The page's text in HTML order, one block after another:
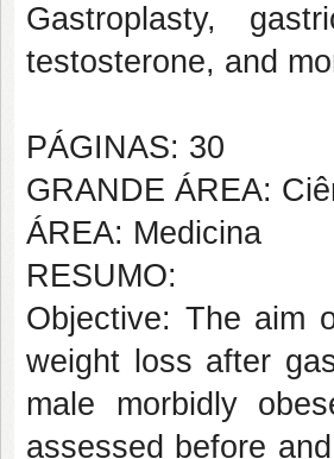
Gastroplasty,
testosterone, and
PÁGINAS: 30
GRANDE ÁREA:
ÁREA: Medicina
RESUMO:
Objective: The aim
weight loss after
male morbidly
assessed before